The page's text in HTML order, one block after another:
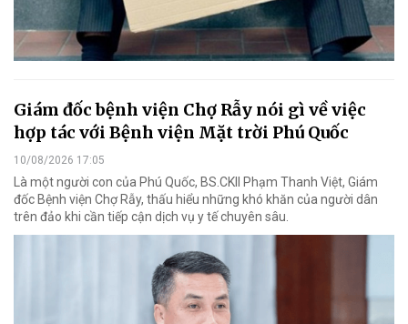
Giám đốc bệnh viện Chợ Rẫy nói gì về việc
hợp tác với Bệnh viện Mặt trời Phú Quốc
10/08/2026 17:05
Là một người con của Phú Quốc, BS.CKII Phạm Thanh Việt, Giám
đốc Bệnh viện Chợ Rẫy, thấu hiểu những khó khăn của người dân
trên đảo khi cần tiếp cận dịch vụ y tế chuyên sâu.